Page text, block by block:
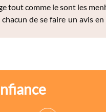
comme le sont les
de se faire un avis